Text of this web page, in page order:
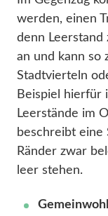
werden, einen
denn Leerstand
an und kann so
Stadtvierteln
Beispiel hierfür
Leerstände im
beschreibt eine
Ränder zwar
leer stehen.